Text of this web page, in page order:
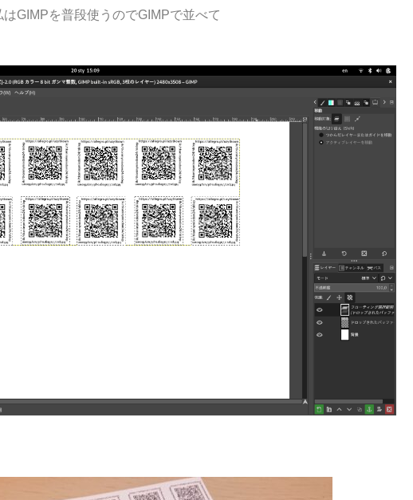
GIMPを普段使うのでGIMPで並べて